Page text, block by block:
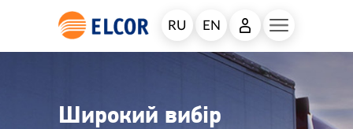
EN
RU
Широкий вибір